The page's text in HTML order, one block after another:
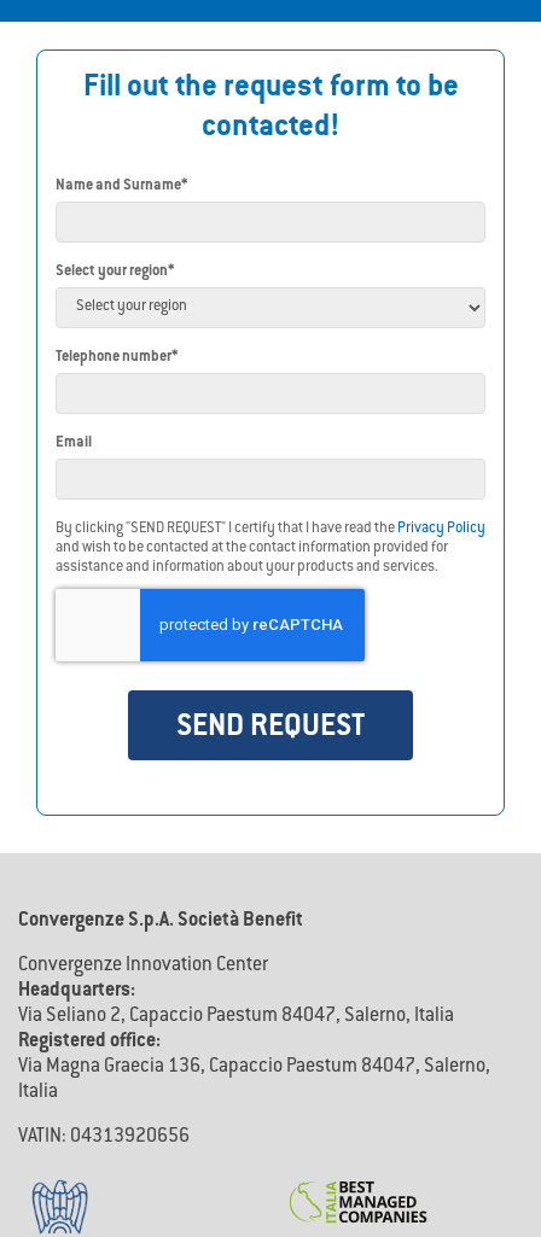
Fill out the request form to be
contacted!
Name and Surname*
Select your region*
Telephone number*
Email
By clicking "SEND REQUEST" I certify that I have read the Privacy Policy
and wish to be contacted at the contact information provided for
assistance and information about your products and services.
SEND REQUEST
Convergenze S.p.A. Società Benefit
Convergenze Innovation Center
Headquarters:
Via Seliano 2, Capaccio Paestum 84047, Salerno, Italia
Registered office:
Via Magna Graecia 136, Capaccio Paestum 84047, Salerno,
Italia
VATIN: 04313920656